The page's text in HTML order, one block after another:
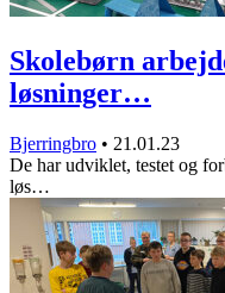
Skolebørn
løsninger…
Bjerringbro • 21.01.23
De har udviklet, testet og
løs…